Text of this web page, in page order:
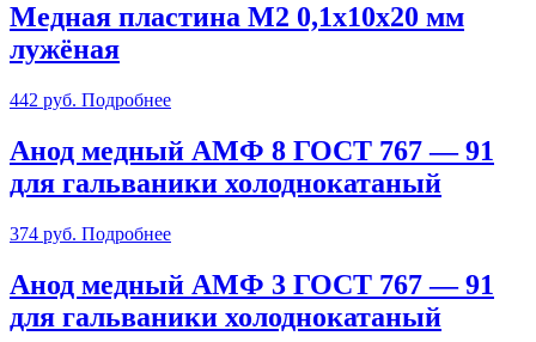
Медная пластина М2 0,1х10х20 мм
лужёная
442 руб. Подробнее
Анод медный АМФ 8 ГОСТ 767 — 91
для гальваники холоднокатаный
374 руб. Подробнее
Анод медный АМФ 3 ГОСТ 767 — 91
для гальваники холоднокатаный